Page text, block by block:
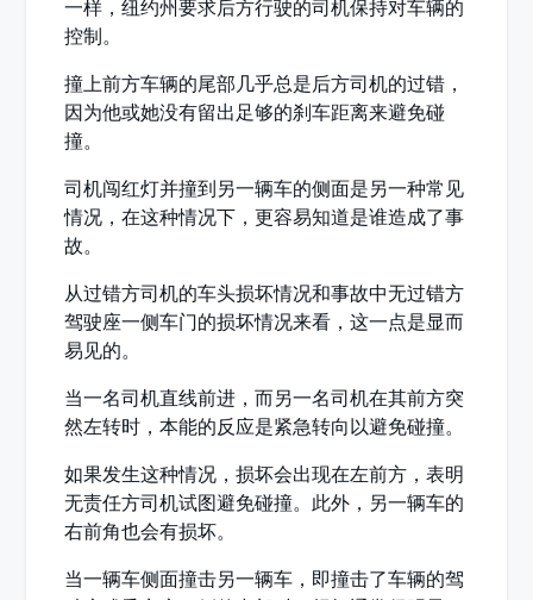
一样，纽约州要求后方行驶的司机保持对车辆的
控制。
撞上前方车辆的尾部几乎总是后方司机的过错，
因为他或她没有留出足够的刹车距离来避免碰
撞。
司机闯红灯并撞到另一辆车的侧面是另一种常见
情况，在这种情况下，更容易知道是谁造成了事
故。
从过错方司机的车头损坏情况和事故中无过错方
驾驶座一侧车门的损坏情况来看，这一点是显而
易见的。
当一名司机直线前进，而另一名司机在其前方突
然左转时，本能的反应是紧急转向以避免碰撞。
如果发生这种情况，损坏会出现在左前方，表明
无责任方司机试图避免碰撞。此外，另一辆车的
右前角也会有损坏。
当一辆车侧面撞击另一辆车，即撞击了车辆的驾